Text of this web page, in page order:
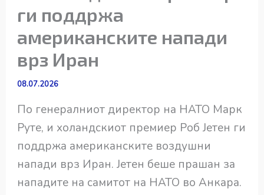
ги поддржа
американските напади
врз Иран
08.07.2026
По генералниот директор на НАТО Марк
Руте, и холандскиот премиер Роб Јетен ги
поддржа американските воздушни
напади врз Иран. Јетен беше прашан за
нападите на самитот на НАТО во Анкара.